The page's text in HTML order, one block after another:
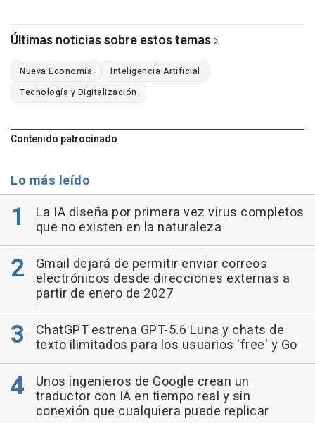
Últimas noticias sobre estos temas
Nueva Economía
Inteligencia Artificial
Tecnología y Digitalización
Contenido patrocinado
Lo más leído
La IA diseña por primera vez virus completos
que no existen en la naturaleza
Gmail dejará de permitir enviar correos
electrónicos desde direcciones externas a
partir de enero de 2027
ChatGPT estrena GPT-5.6 Luna y chats de
texto ilimitados para los usuarios 'free' y Go
Unos ingenieros de Google crean un
traductor con IA en tiempo real y sin
conexión que cualquiera puede replicar